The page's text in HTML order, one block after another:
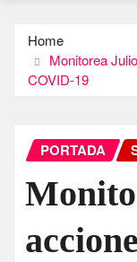
Home
Monitorea
COVID-19
PORTADA